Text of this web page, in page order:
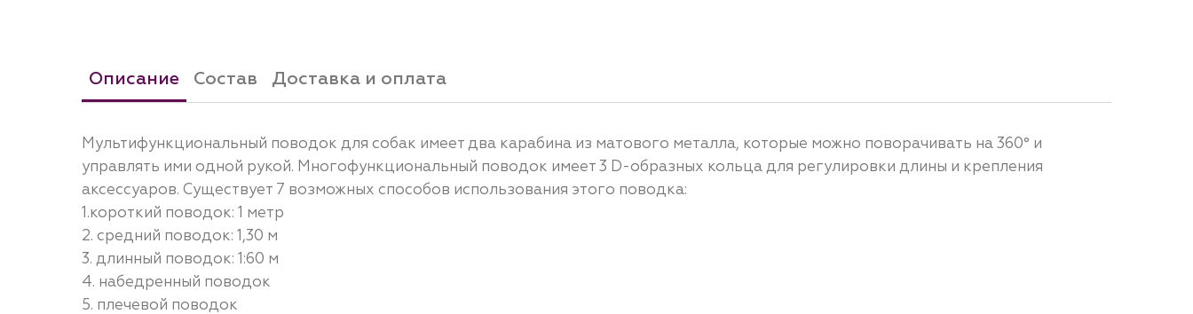
Описание Состав Доставка и оплата
Мультифункциональный поводок для собак имеет два карабина из матового металла, которые можно поворачивать на 360° и
управлять ими одной рукой. Многофункциональный поводок имеет 3 D-образных кольца для регулировки длины и крепления
аксессуаров. Существует 7 возможных способов использования этого поводка:
1.короткий поводок: 1 метр
2. средний поводок: 1,30 м
3. длинный поводок: 1:60 м
4. набедренный поводок
5. плечевой поводок